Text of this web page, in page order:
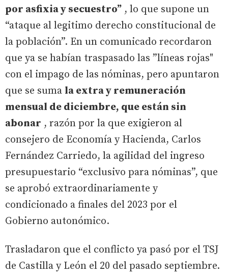
por asfixia y secuestro” , lo que supone un
“ataque al legitimo derecho constitucional de
la población”. En un comunicado recordaron
que ya se habían traspasado las ”líneas rojas"
con el impago de las nóminas, pero apuntaron
que se suma la extra y remuneración
mensual de diciembre, que están sin
abonar , razón por la que exigieron al
consejero de Economía y Hacienda, Carlos
Fernández Carriedo, la agilidad del ingreso
presupuestario “exclusivo para nóminas”, que
se aprobó extraordinariamente y
condicionado a finales del 2023 por el
Gobierno autonómico.
Trasladaron que el conflicto ya pasó por el TSJ
de Castilla y León el 20 del pasado septiembre.